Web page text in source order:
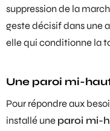
suppression de la
geste décisif dans une
elle qui conditionne la
Une paroi mi-
Pour répondre aux
installé une paroi mi-